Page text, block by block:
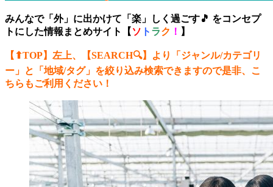
みんなで「外」に出かけて「楽」しく過ごす🎵 をコンセプ
トにした情報まとめサイト【 ソ ト ラク ！ 】
【⬆︎TOP】左上、【SEARCH🔍】より「ジャンル/カテゴリ
ー 」と「地域/タグ」を絞り込み検索できますので是非、こ
ちらもご利用ください！